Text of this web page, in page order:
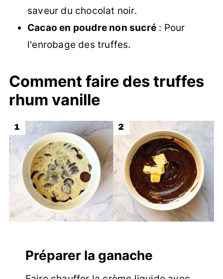
saveur du chocolat noir.
Cacao en poudre non sucré: Pour
l'enrobage des truffes.
Comment faire des truffes
rhum vanille
Préparer la ganache